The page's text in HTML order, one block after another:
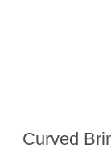
Curved